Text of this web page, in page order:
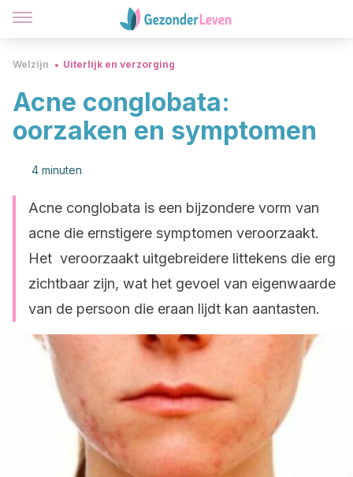
Welzijn Uiterlijk en verzorging
Acne conglobata:
oorzaken en symptomen
4 minuten
Acne conglobata is een bijzondere vorm van
acne die ernstigere symptomen veroorzaakt.
Het veroorzaakt uitgebreidere littekens die erg
zichtbaar zijn, wat het gevoel van eigenwaarde
van de persoon die eraan lijdt kan aantasten.